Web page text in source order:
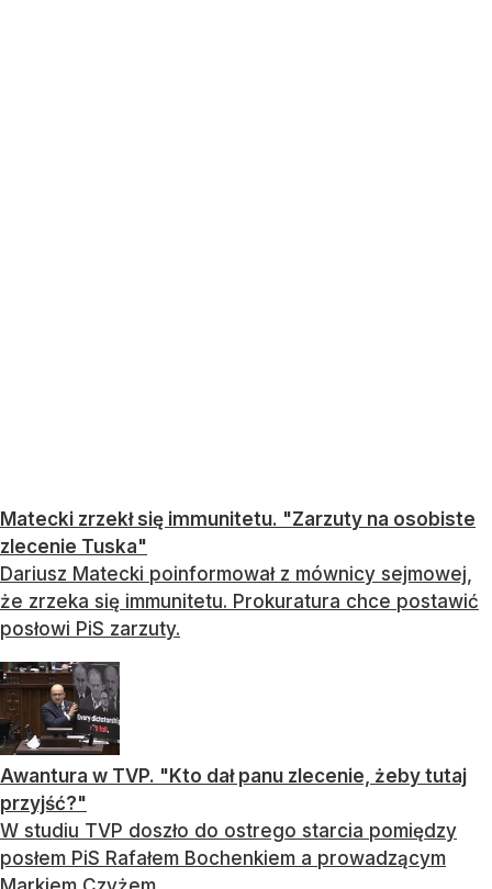
Matecki zrzekł się immunitetu. "Zarzuty na osobiste
zlecenie Tuska"
Dariusz Matecki poinformował z mównicy sejmowej,
że zrzeka się immunitetu. Prokuratura chce postawić
posłowi PiS zarzuty.
Awantura w TVP. "Kto dał panu zlecenie, żeby tutaj
przyjść?"
W studiu TVP doszło do ostrego starcia pomiędzy
posłem PiS Rafałem Bochenkiem a prowadzącym